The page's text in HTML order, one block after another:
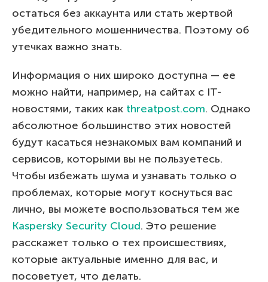
остаться без аккаунта или стать жертвой
убедительного мошенничества. Поэтому об
утечках важно знать.
Информация о них широко доступна — ее
можно найти, например, на сайтах с IT-
новостями, таких как threatpost.com. Однако
абсолютное большинство этих новостей
будут касаться незнакомых вам компаний и
сервисов, которыми вы не пользуетесь.
Чтобы избежать шума и узнавать только о
проблемах, которые могут коснуться вас
лично, вы можете воспользоваться тем же
Kaspersky Security Cloud. Это решение
расскажет только о тех происшествиях,
которые актуальные именно для вас, и
посоветует, что делать.